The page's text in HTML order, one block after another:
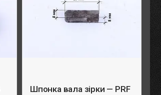
Шпонка вала зірки — PRF